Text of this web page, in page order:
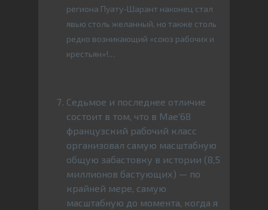
региона Пуату-Шарант наконец стал
явью столь желанный, но также столь
редко возникающий «союз рабочих и
крестьян»!…
Седьмое и последнее отличие
состоит в том, что в Мае’68
французский рабочий класс
организовал самую масштабную
общую забастовку в истории (8,5
миллионов бастующих) — по
крайней мере, самую
масштабную до момента, когда я